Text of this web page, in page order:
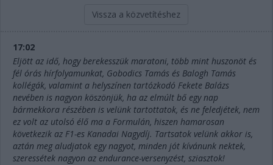
Vissza a közvetítéshez
17:02
Eljött az idő, hogy berekesszük maratoni, több mint huszonöt és
fél órás hírfolyamunkat, Gobodics Tamás és Balogh Tamás
kollégák, valamint a helyszínen tartózkodó Fekete Balázs
nevében is nagyon köszönjük, ha az elmúlt bő egy nap
bármekkora részében is velünk tartottatok, és ne feledjétek, nem
ez volt az utolsó élő ma a Formulán, hiszen hamarosan
következik az F1-es Kanadai Nagydíj. Tartsatok velünk akkor is,
aztán meg aludjatok egy nagyot, minden jót kívánunk nektek,
szeressétek nagyon az endurance-versenyzést, sziasztok!